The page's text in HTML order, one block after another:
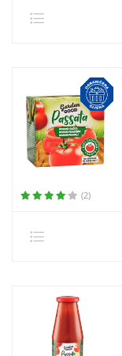
(2)